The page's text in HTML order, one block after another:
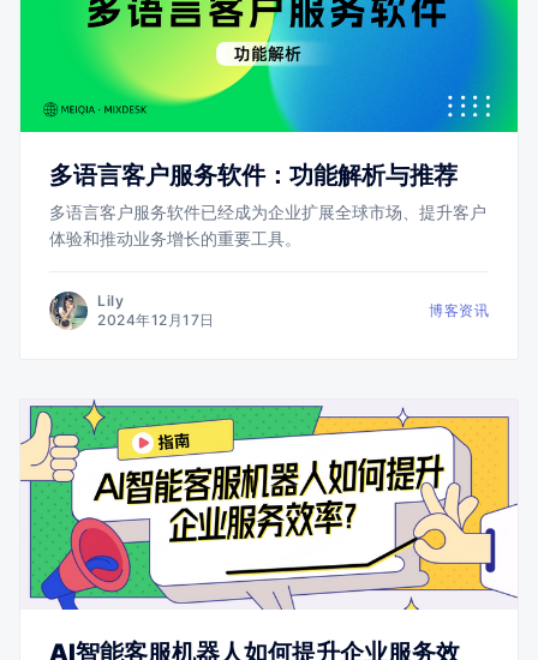
多语言客户服务软件：功能解析与推荐
多语言客户服务软件已经成为企业扩展全球市场、提升客户
体验和推动业务增长的重要工具。
Lily
2024年12月17日
博客资讯
AI智能客服机器人如何提升企业服务效